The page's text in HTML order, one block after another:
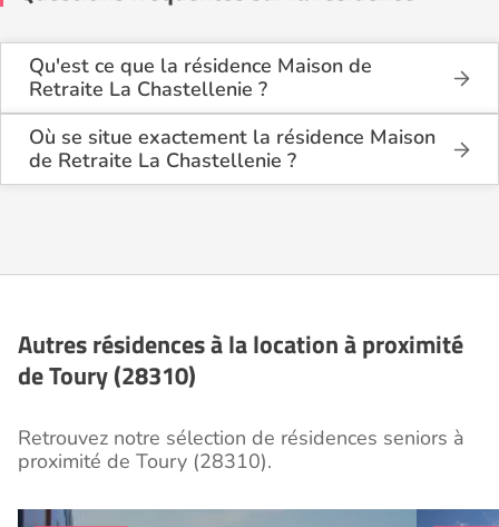
Qu'est ce que la résidence Maison de
Retraite La Chastellenie ?
La résidence Maison de Retraite La Chastellenie est
une résidence seniors de type foyer logement -
résidence autonomie .
Où se situe exactement la résidence Maison
de Retraite La Chastellenie ?
La résidence Maison de Retraite La Chastellenie est
Autres résidences à la location à proximité
de Toury (28310)
Retrouvez notre sélection de résidences seniors à
proximité de Toury (28310).